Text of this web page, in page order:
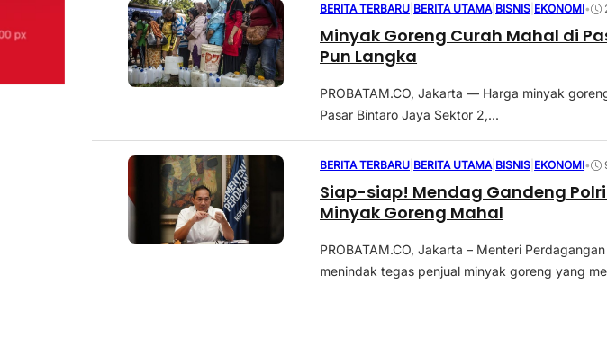
BERITA TERBARU BERITA UTAMA BISNIS EKONOMI•
Minyak Goreng Curah Mahal di
Pun Langka
PROBATAM.CO, Jakarta — Harga minyak
Pasar Bintaro Jaya Sektor 2,...
BERITA TERBARU BERITA UTAMA BISNIS EKONOMI•
Siap-siap! Mendag Gandeng
Minyak Goreng Mahal
PROBATAM.CO, Jakarta – Menteri
menindak tegas penjual minyak goreng yang